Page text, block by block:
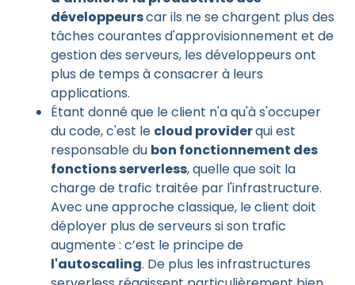
développeurscar ils ne se chargent plus des
tâches courantes d'approvisionnement et de
gestion des serveurs, les développeurs ont
plus de temps à consacrer à leurs
applications.
Étant donné que le client n'a qu'à s'occuper
du code, c'est le cloud providerqui est
responsable du bon fonctionnement des
fonctions serverless, quelle que soit la
charge de trafic traitée par l'infrastructure.
Avec une approche classique, le client doit
déployer plus de serveurs si son trafic
augmente : c’est le principe de
l'autoscaling. De plus les infrastructures